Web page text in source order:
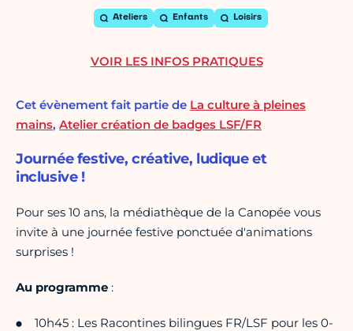
Ateliers Enfants Loisirs
Cet évènement fait partie de La culture à pleines
mains, Atelier création de badges LSF/FR
Journée festive, créative, ludique et
inclusive !
Pour ses 10 ans, la médiathèque de la Canopée vous
invite à une journée festive ponctuée d'animations
surprises !
Au programme :
10h45 : Les Racontines bilingues FR/LSF pour les 0-
VOIR LES INFOS PRATIQUES